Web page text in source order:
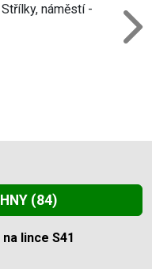
náměstí -
(84)
lince S41